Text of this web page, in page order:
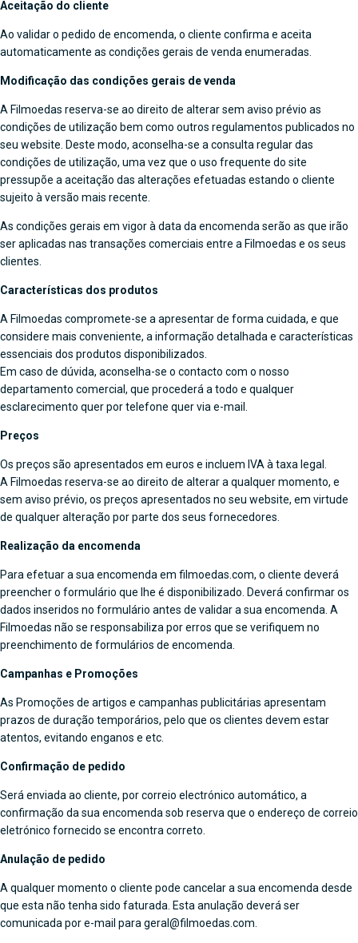
Aceitação do cliente
Ao validar o pedido de encomenda, o cliente confirma e aceita
automaticamente as condições gerais de venda enumeradas.
Modificação das condições gerais de venda
A Filmoedas reserva-se ao direito de alterar sem aviso prévio as
condições de utilização bem como outros regulamentos publicados no
seu website. Deste modo, aconselha-se a consulta regular das
condições de utilização, uma vez que o uso frequente do site
pressupõe a aceitação das alterações efetuadas estando o cliente
sujeito à versão mais recente.
As condições gerais em vigor à data da encomenda serão as que irão
ser aplicadas nas transações comerciais entre a Filmoedas e os seus
clientes.
Características dos produtos
A Filmoedas compromete-se a apresentar de forma cuidada, e que
considere mais conveniente, a informação detalhada e características
essenciais dos produtos disponibilizados.
Em caso de dúvida, aconselha-se o contacto com o nosso
departamento comercial, que procederá a todo e qualquer
esclarecimento quer por telefone quer via e-mail.
Preços
Os preços são apresentados em euros e incluem IVA à taxa legal.
A Filmoedas reserva-se ao direito de alterar a qualquer momento, e
sem aviso prévio, os preços apresentados no seu website, em virtude
de qualquer alteração por parte dos seus fornecedores.
Realização da encomenda
Para efetuar a sua encomenda em filmoedas.com, o cliente deverá
preencher o formulário que lhe é disponibilizado. Deverá confirmar os
dados inseridos no formulário antes de validar a sua encomenda. A
Filmoedas não se responsabiliza por erros que se verifiquem no
preenchimento de formulários de encomenda.
Campanhas e Promoções
As Promoções de artigos e campanhas publicitárias apresentam
prazos de duração temporários, pelo que os clientes devem estar
atentos, evitando enganos e etc.
Confirmação de pedido
Será enviada ao cliente, por correio electrónico automático, a
confirmação da sua encomenda sob reserva que o endereço de correio
eletrónico fornecido se encontra correto.
Anulação de pedido
A qualquer momento o cliente pode cancelar a sua encomenda desde
que esta não tenha sido faturada. Esta anulação deverá ser
comunicada por e-mail para geral@filmoedas.com.